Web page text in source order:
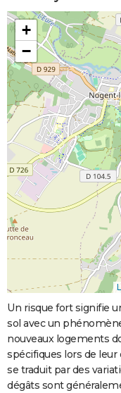
+
−
Un risque fort signifie
sol avec un
nouveaux logements
spécifiques lors de
se traduit par des
dégâts sont